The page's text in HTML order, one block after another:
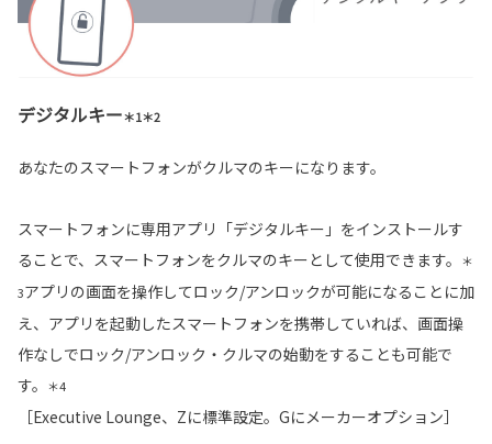
デジタルキー＊1＊2
あなたのスマートフォンがクルマのキーになります。
スマートフォンに専用アプリ「デジタルキー」をインストールす
ることで、スマートフォンをクルマのキーとして使用できます。
＊
3アプリの画面を操作してロック/アンロックが可能になることに加
え、アプリを起動したスマートフォンを携帯していれば、画面操
作なしでロック/アンロック・クルマの始動をすることも可能で
す。
＊4
［Executive Lounge、Zに標準設定。Gにメーカーオプション］